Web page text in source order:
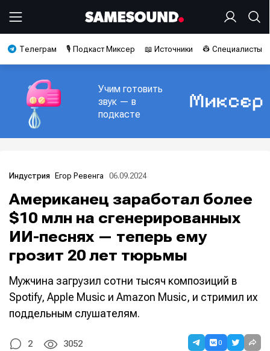
Телеграм 🎙️ Подкаст Миксер 📖 Источники 👷 Специалисты
Учим готовить
звук — в
подкасте
Индустрия Егор Ревенга 06.09.2024
Американец заработал более
$10 млн на сгенерированных
ИИ-песнях — теперь ему
грозит 20 лет тюрьмы
Мужчина загрузил сотни тысяч композиций в
Spotify, Apple Music и Amazon Music, и стримил их
поддельным слушателям.
2 3052 0